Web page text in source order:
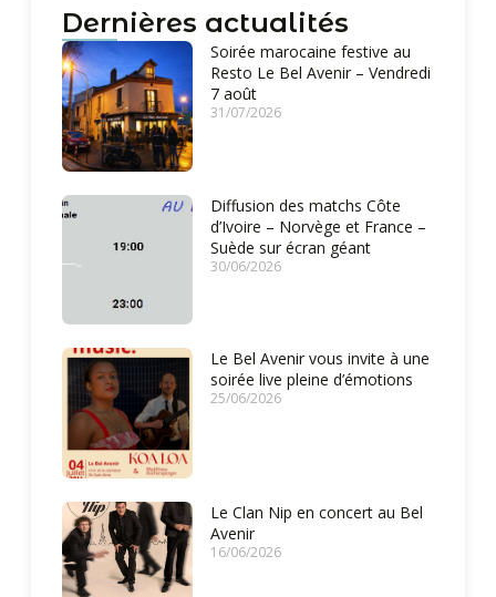
Dernières actualités
Soirée marocaine festive au
Resto Le Bel Avenir – Vendredi
7 août
31/07/2026
Diffusion des matchs Côte
d’Ivoire – Norvège et France –
Suède sur écran géant
30/06/2026
Le Bel Avenir vous invite à une
soirée live pleine d’émotions
25/06/2026
Le Clan Nip en concert au Bel
Avenir
16/06/2026